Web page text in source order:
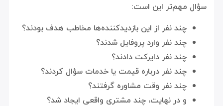
سؤال مهم‌تر این است:
چند نفر از این بازدیدکننده‌ها مخاطب هدف بودند؟
چند نفر وارد پروفایل شدند؟
چند نفر دایرکت دادند؟
چند نفر درباره قیمت یا خدمات سؤال کردند؟
چند نفر وقت مشاوره گرفتند؟
و در نهایت، چند مشتری واقعی ایجاد شد؟